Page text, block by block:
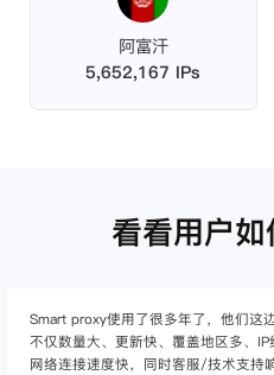
阿富汗
5,652,167 IPs
看看用户
作为入行不久的小白，上手使用Smart
定的难度，这边的客服人员/技术支持
心，并且非常专业，很快就上手了，使